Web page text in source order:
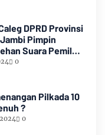
DPRD Provinsi
Pimpin
Suara Pemilu
0
Pilkada 10
?
0